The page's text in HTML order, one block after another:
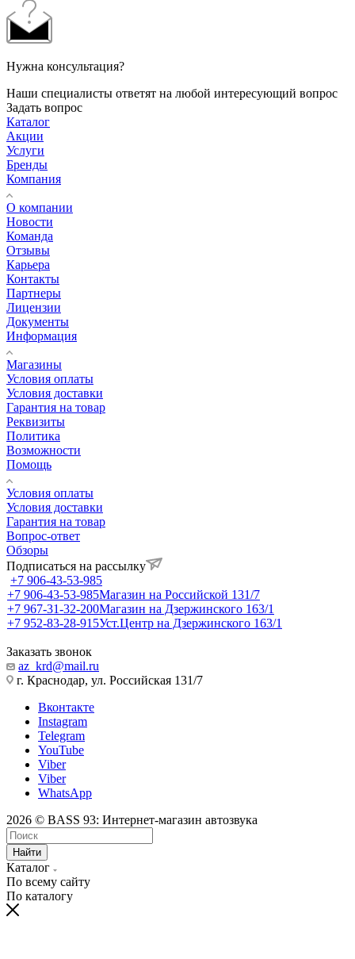
Нужна консультация?
Наши специалисты ответят на любой интересующий вопрос
Задать вопрос
Каталог
Акции
Услуги
Бренды
Компания
О компании
Новости
Команда
Отзывы
Карьера
Контакты
Партнеры
Лицензии
Документы
Информация
Магазины
Условия оплаты
Условия доставки
Гарантия на товар
Реквизиты
Политика
Возможности
Помощь
Условия оплаты
Условия доставки
Гарантия на товар
Вопрос-ответ
Обзоры
Подписаться на рассылку
+7 906-43-53-985
+7 906-43-53-985Магазин на Российской 131/7
+7 967-31-32-200Магазин на Дзержинского 163/1
+7 952-83-28-915Уст.Центр на Дзержинского 163/1
Заказать звонок
az_krd@mail.ru
г. Краснодар, ул. Российская 131/7
Вконтакте
Instagram
Telegram
YouTube
Viber
Viber
WhatsApp
2026 © BASS 93: Интернет-магазин автозвука
Найти
Каталог
По всему сайту
По каталогу